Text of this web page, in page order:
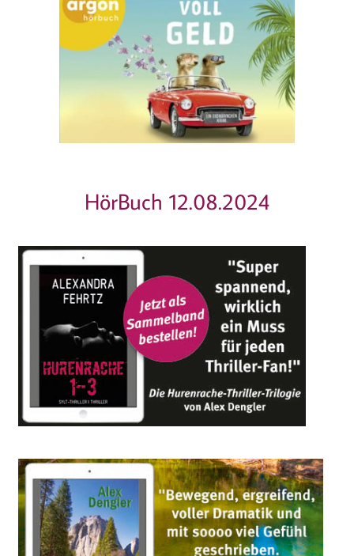
HörBuch 12.08.2024